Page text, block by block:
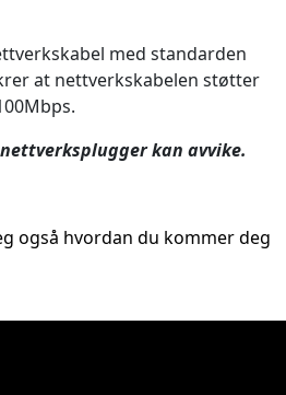
med standarden
at nettverkskabelen støtter
kan avvike.
også hvordan du kommer deg